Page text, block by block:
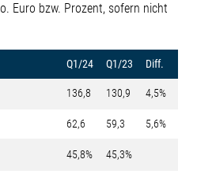
Euro bzw. Prozent, sofern nicht
Q1/24 Q1/23 Diff.
136,8 130,9 4,5%
62,6 59,3 5,6%
45,8% 45,3%